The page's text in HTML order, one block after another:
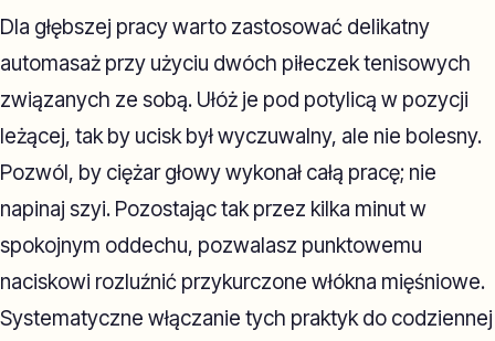
Dla głębszej pracy warto zastosować delikatny
automasaż przy użyciu dwóch piłeczek tenisowych
związanych ze sobą. Ułóż je pod potylicą w pozycji
leżącej, tak by ucisk był wyczuwalny, ale nie bolesny.
Pozwól, by ciężar głowy wykonał całą pracę; nie
napinaj szyi. Pozostając tak przez kilka minut w
spokojnym oddechu, pozwalasz punktowemu
naciskowi rozluźnić przykurczone włókna mięśniowe.
Systematyczne włączanie tych praktyk do codziennej